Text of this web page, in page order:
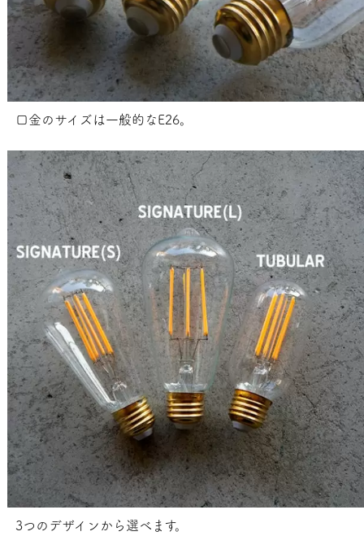
口金のサイズは一般的なE26。
3つのデザインから選べます。